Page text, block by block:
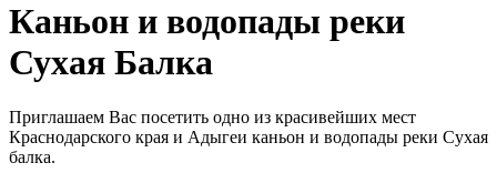
Каньон и водопады реки
Сухая Балка
Приглашаем Вас посетить одно из красивейших мест
Краснодарского края и Адыгеи каньон и водопады реки Сухая
балка.